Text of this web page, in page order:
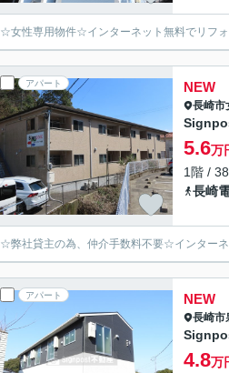
☆女性専用物件☆インターネット無料でリフ
アパート NEW
長崎市
5.6万
1階 /
長崎
☆弊社貸主の為、仲介手数料不要☆インター
アパート NEW
長崎市
4.8万